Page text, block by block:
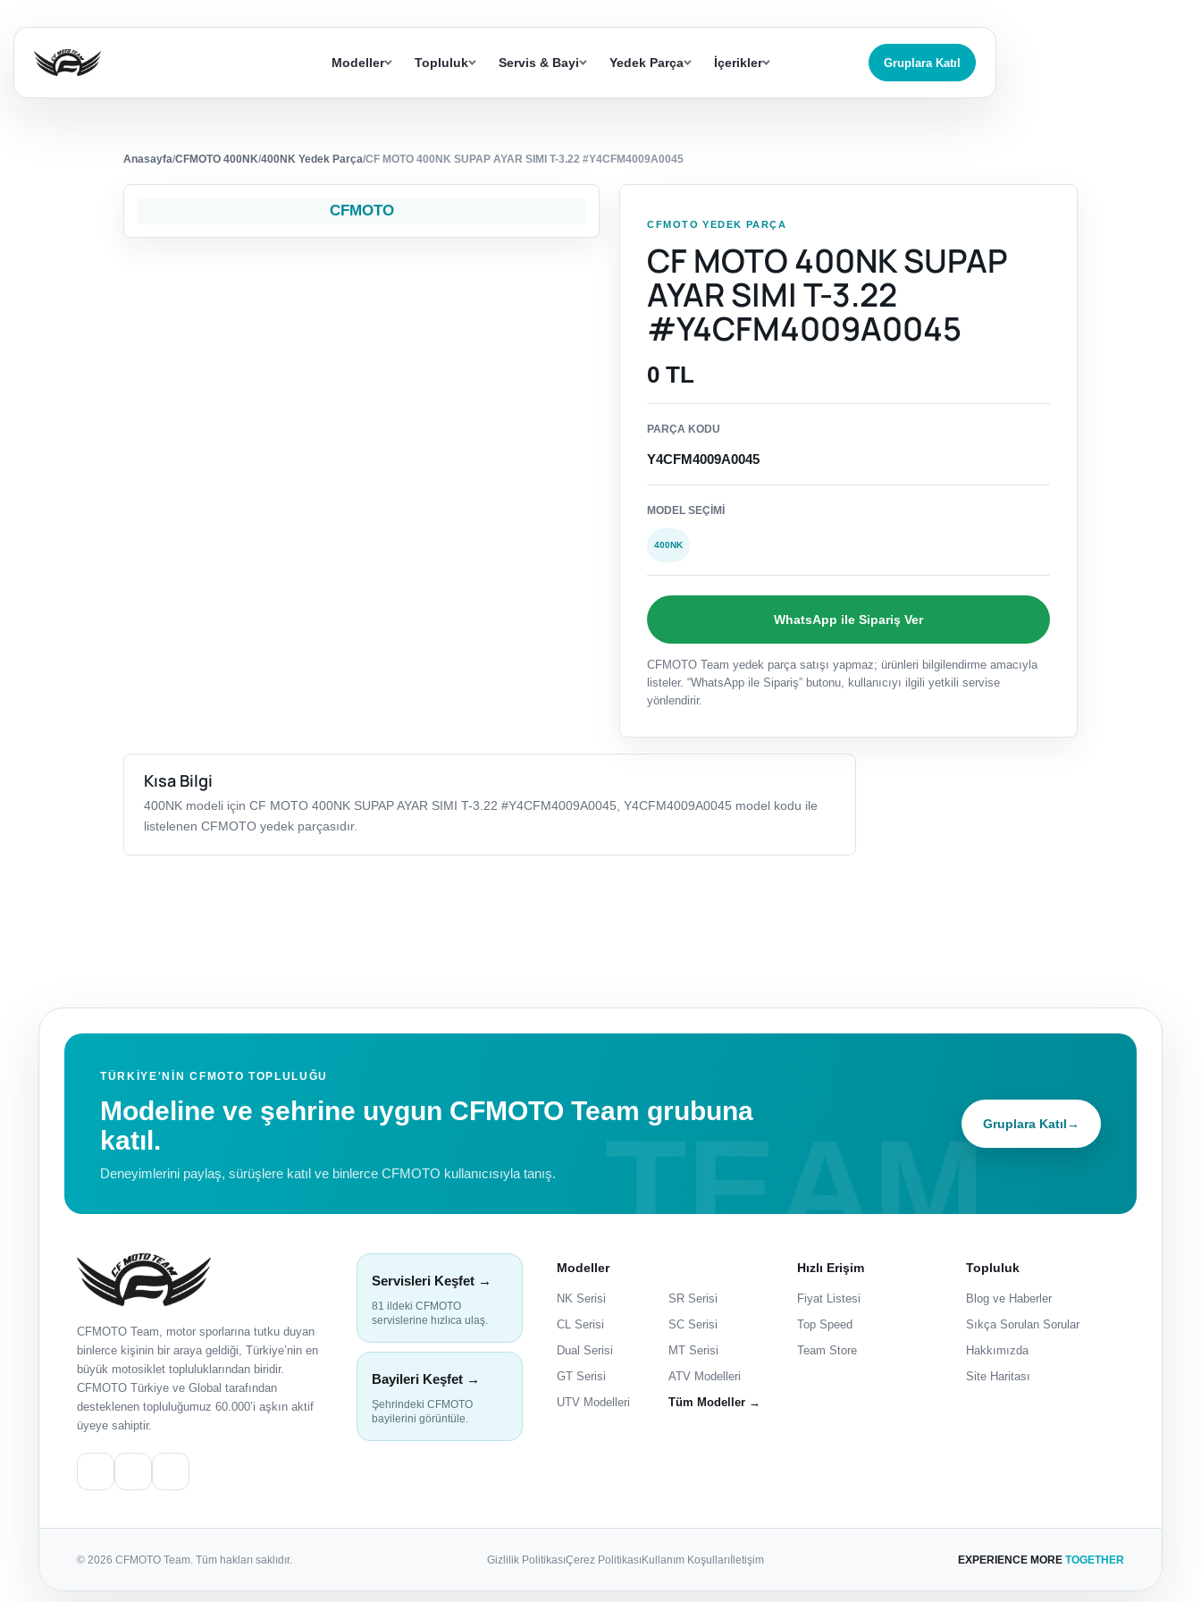
Modeller Topluluk Servis & Bayi Yedek Parça İçerikler Gruplara Katıl
Anasayfa/CFMOTO 400NK/400NK Yedek Parça/CF MOTO 400NK SUPAP AYAR SIMI T-3.22 #Y4CFM4009A0045
CFMOTO
CFMOTO YEDEK PARÇA
CF MOTO 400NK SUPAP
AYAR SIMI T-3.22
#Y4CFM4009A0045
0 TL
PARÇA KODU
Y4CFM4009A0045
MODEL SEÇIMI
400NK
WhatsApp ile Sipariş Ver
CFMOTO Team yedek parça satışı yapmaz; ürünleri bilgilendirme amacıyla
listeler. “WhatsApp ile Sipariş” butonu, kullanıcıyı ilgili yetkili servise
yönlendirir.
Kısa Bilgi
400NK modeli için CF MOTO 400NK SUPAP AYAR SIMI T-3.22 #Y4CFM4009A0045, Y4CFM4009A0045 model kodu ile
listelenen CFMOTO yedek parçasıdır.
TÜRKIYE'NIN CFMOTO TOPLULUĞU
Modeline ve şehrine uygun CFMOTO Team grubuna
katıl.
Deneyimlerini paylaş, sürüşlere katıl ve binlerce CFMOTO kullanıcısıyla tanış.
Gruplara Katıl→
CFMOTO Team, motor sporlarına tutku duyan
binlerce kişinin bir araya geldiği, Türkiye’nin en
büyük motosiklet topluluklarından biridir.
CFMOTO Türkiye ve Global tarafından
desteklenen topluluğumuz 60.000’i aşkın aktif
üyeye sahiptir.
Servisleri Keşfet →
81 ildeki CFMOTO
servislerine hızlıca ulaş.
Bayileri Keşfet →
Şehrindeki CFMOTO
bayilerini görüntüle.
Modeller
NK Serisi
SR Serisi
CL Serisi
SC Serisi
Dual Serisi
MT Serisi
GT Serisi
ATV Modelleri
UTV Modelleri
Tüm Modeller →
Hızlı Erişim
Fiyat Listesi
Top Speed
Team Store
Topluluk
Blog ve Haberler
Sıkça Sorulan Sorular
Hakkımızda
Site Haritası
© 2026 CFMOTO Team. Tüm hakları saklıdır. Gizlilik PolitikasıÇerez PolitikasıKullanım Koşullarıİletişim EXPERIENCE MORE TOGETHER